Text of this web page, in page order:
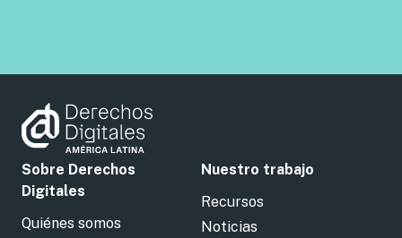
Sobre Derechos
Digitales
Quiénes somos
Nuestro trabajo
Recursos
Noticias